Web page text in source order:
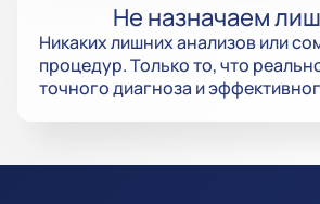
Не назначаем
Никаких лишних анализов или
процедур. Только то, что
точного диагноза и